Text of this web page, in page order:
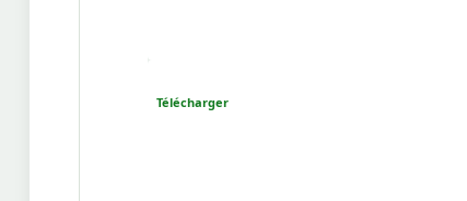
Télécharger